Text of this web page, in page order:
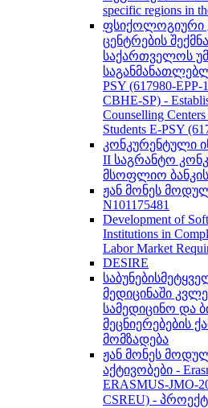
specific regions in
ფსიქოლოგიური
ცენტრების
საქართველოს
PSY (617980-
CBHE-SP) -
Counselling
Students E-PSY
კონკურენტული
II საგრანტო
მსოფლიო
ჟან მონეს
N101175481
Development of
Institutions in
Labor Market
DESIRE
მედიცინაში
სამედიცინო და
მეცნიერებების
მომზადება
ჟან მონეს
აქტივობები -
ERASMUS-JMO-
CSREU) -